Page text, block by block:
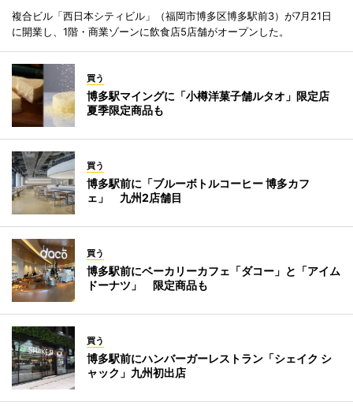
複合ビル「西日本シティビル」（福岡市博多区博多駅前3）が7月21日
に開業し、1階・商業ゾーンに飲食店5店舗がオープンした。
買う
博多駅マイングに「小樽洋菓子舗ルタオ」限定店
夏季限定商品も
買う
博多駅前に「ブルーボトルコーヒー 博多カフ
ェ」 九州2店舗目
買う
博多駅前にベーカリーカフェ「ダコー」と「アイム
ドーナツ」 限定商品も
買う
博多駅前にハンバーガーレストラン「シェイク シ
ャック」九州初出店